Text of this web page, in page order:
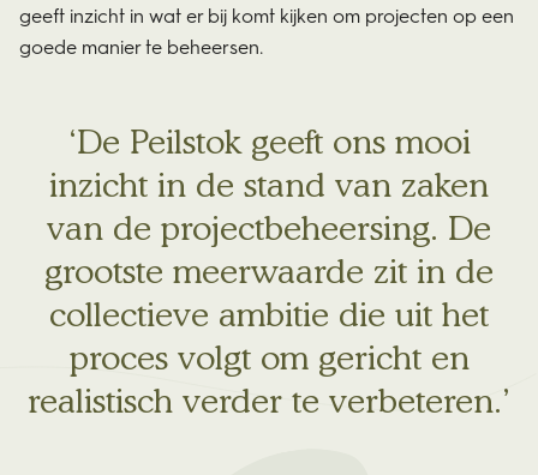
geeft inzicht in wat er bij komt kijken om projecten op een
goede manier te beheersen.
De Peilstok geeft ons mooi
inzicht in de stand van zaken
van de projectbeheersing. De
grootste meerwaarde zit in de
collectieve ambitie die uit het
proces volgt om gericht en
realistisch verder te verbeteren.